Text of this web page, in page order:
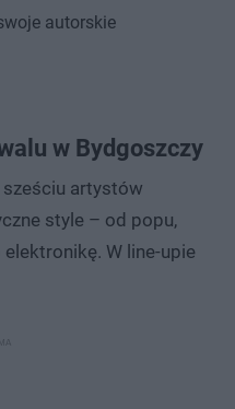
autorskie
w Bydgoszczy
sześciu artystów
style – od popu,
W line-upie